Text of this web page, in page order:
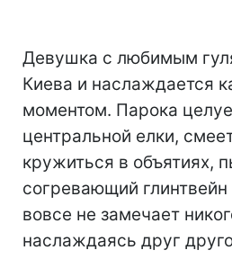
Девушка с любимым
Киева и наслаждается
моментом. Парока
центральной елки,
кружиться в объятиях,
согревающий
вовсе не замечает
наслаждаясь друг